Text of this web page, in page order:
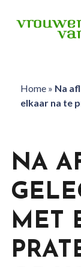
Home» Na
elkaar na te
NA
MET